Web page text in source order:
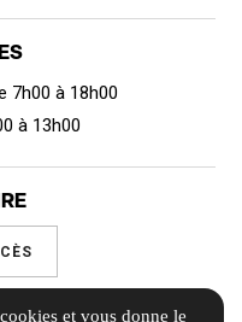
7h00 à 18h00
à 13h00
et vous donne le